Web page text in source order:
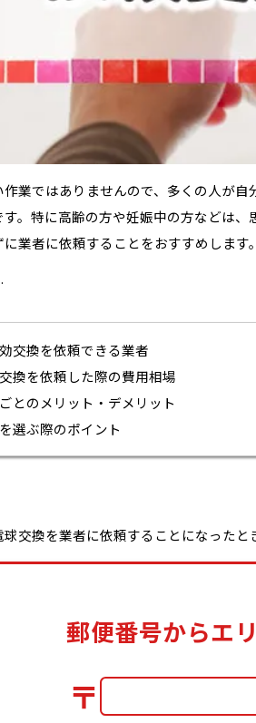
業ではありませんので、多くの人が
す。特に高齢の方や妊娠中の方などは
業者に依頼することをおすすめします。
交換を依頼できる業者
換を依頼した際の費用相場
とのメリット・デメリット
選ぶ際のポイント
交換を業者に依頼することになったと
郵便番号からエ
〒